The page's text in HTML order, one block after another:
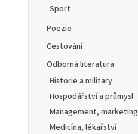
Sport
Poezie
Cestování
Odborná literatura
Historie a military
Hospodářství a průmysl
Management, marketing
Medicína, lékařství